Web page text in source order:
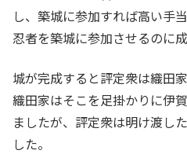
し、築城に参加すれば高い手
忍者を築城に参加させるのに成
城が完成すると評定衆は織田
織田家はそこを足掛かりに伊
ましたが、評定衆は明け渡し
した。